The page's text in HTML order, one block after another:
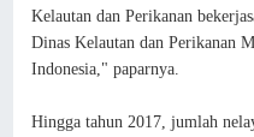
Kelautan dan Perikanan
Dinas Kelautan dan Perikanan
Indonesia," paparnya.
Hingga tahun 2017, jumlah